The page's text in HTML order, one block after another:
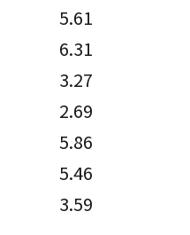
5.61
6.31
3.27
2.69
5.86
5.46
3.59